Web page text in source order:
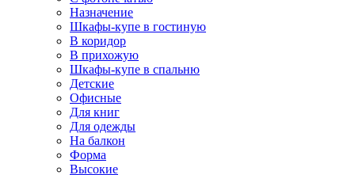
Назначение
Шкафы-купе в гостиную
В коридор
В прихожую
Шкафы-купе в спальню
Детские
Офисные
Для книг
Для одежды
На балкон
Форма
Высокие